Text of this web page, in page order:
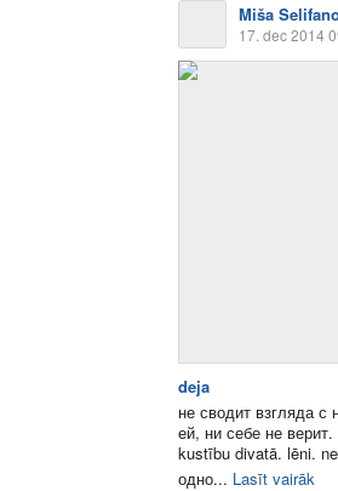
Miša
17. dec 2014
deja
не сводит взгляда
ей, ни себе не
kustību divatā. lēni.
одно... Lasīt vairāk